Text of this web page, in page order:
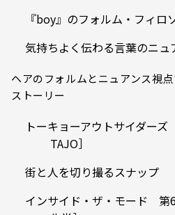
『boy』のフォルム・フィ
気持ちよく伝わる言葉のニ
ヘアのフォルムとニュアンス視
ストーリー
トーキョーアウトサイダー
TAJO］
街と人を切り撮るスナップ
インサイド・ザ・モード 第